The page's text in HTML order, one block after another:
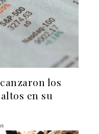
los
en su